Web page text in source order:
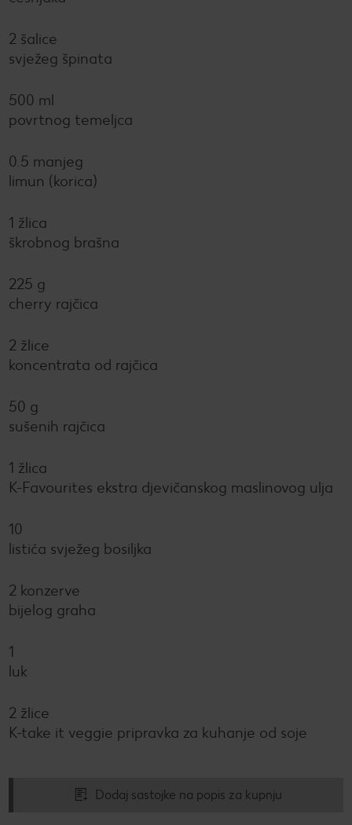
2 šalice
svježeg špinata
500 ml
povrtnog temeljca
0.5 manjeg
limun (korica)
1 žlica
škrobnog brašna
225 g
cherry rajčica
2 žlice
koncentrata od rajčica
50 g
sušenih rajčica
1 žlica
K-Favourites ekstra djevičanskog maslinovog ulja
10
listića svježeg bosiljka
2 konzerve
bijelog graha
1
luk
2 žlice
K-take it veggie pripravka za kuhanje od soje
Dodaj sastojke na popis za kupnju